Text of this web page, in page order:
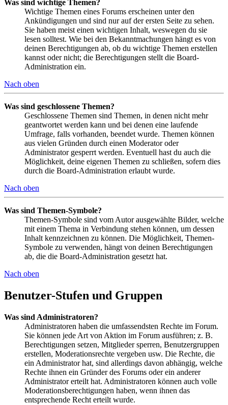
Was sind wichtige Themen?
Wichtige Themen eines Forums erscheinen unter den
Ankündigungen und sind nur auf der ersten Seite zu sehen.
Sie haben meist einen wichtigen Inhalt, weswegen du sie
lesen solltest. Wie bei den Bekanntmachungen hängt es von
deinen Berechtigungen ab, ob du wichtige Themen erstellen
kannst oder nicht; die Berechtigungen stellt die Board-
Administration ein.
Nach oben
Was sind geschlossene Themen?
Geschlossene Themen sind Themen, in denen nicht mehr
geantwortet werden kann und bei denen eine laufende
Umfrage, falls vorhanden, beendet wurde. Themen können
aus vielen Gründen durch einen Moderator oder
Administrator gesperrt werden. Eventuell hast du auch die
Möglichkeit, deine eigenen Themen zu schließen, sofern dies
durch die Board-Administration erlaubt wurde.
Nach oben
Was sind Themen-Symbole?
Themen-Symbole sind vom Autor ausgewählte Bilder, welche
mit einem Thema in Verbindung stehen können, um dessen
Inhalt kennzeichnen zu können. Die Möglichkeit, Themen-
Symbole zu verwenden, hängt von deinen Berechtigungen
ab, die die Board-Administration gesetzt hat.
Nach oben
Benutzer-Stufen und Gruppen
Was sind Administratoren?
Administratoren haben die umfassendsten Rechte im Forum.
Sie können jede Art von Aktion im Forum ausführen; z. B.
Berechtigungen setzen, Mitglieder sperren, Benutzergruppen
erstellen, Moderationsrechte vergeben usw. Die Rechte, die
ein Administrator hat, sind allerdings davon abhängig, welche
Rechte ihnen ein Gründer des Forums oder ein anderer
Administrator erteilt hat. Administratoren können auch volle
Moderationsberechtigungen haben, wenn ihnen das
entsprechende Recht erteilt wurde.